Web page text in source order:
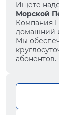
Ищете
Морской
Компания
домашний
Мы
абонентов.